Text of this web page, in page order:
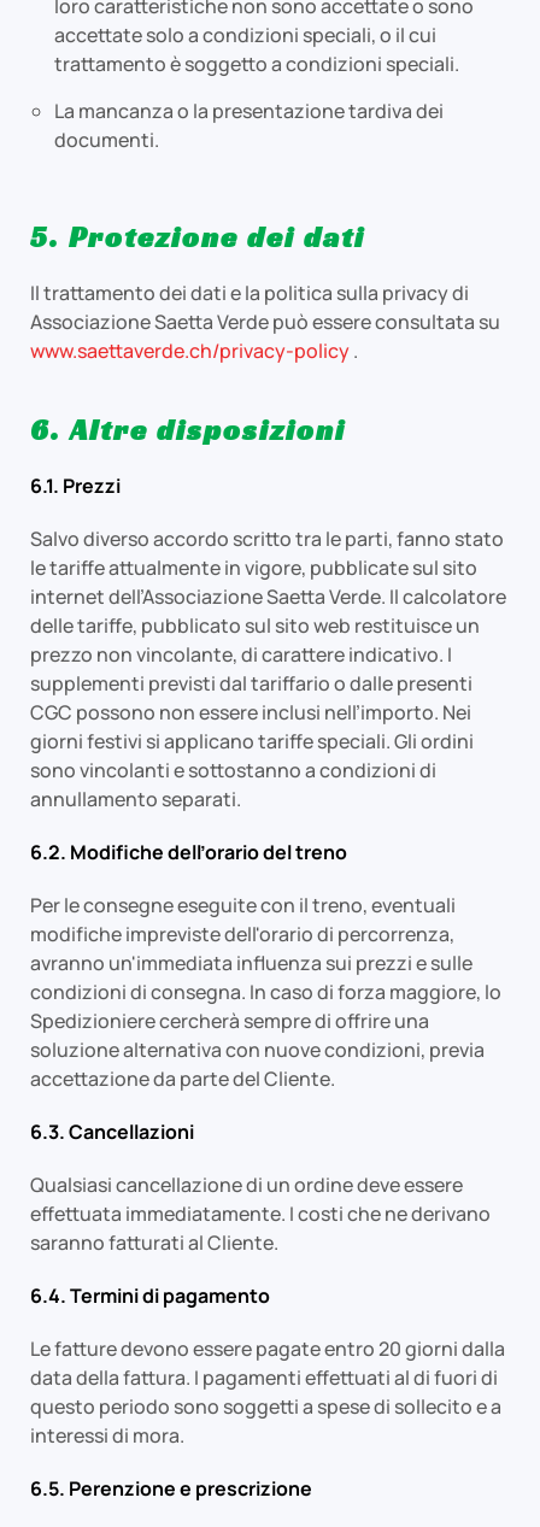
loro caratteristiche non sono accettate o sono
accettate solo a condizioni speciali, o il cui
trattamento è soggetto a condizioni speciali.
La mancanza o la presentazione tardiva dei
documenti.
5. Protezione dei dati
Il trattamento dei dati e la politica sulla privacy di
Associazione Saetta Verde può essere consultata su
www.saettaverde.ch/privacy-policy.
6. Altre disposizioni
6.1. Prezzi
Salvo diverso accordo scritto tra le parti, fanno stato
le tariffe attualmente in vigore, pubblicate sul sito
internet dell’Associazione Saetta Verde. Il calcolatore
delle tariffe, pubblicato sul sito web restituisce un
prezzo non vincolante, di carattere indicativo. I
supplementi previsti dal tariffario o dalle presenti
CGC possono non essere inclusi nell’importo. Nei
giorni festivi si applicano tariffe speciali. Gli ordini
sono vincolanti e sottostanno a condizioni di
annullamento separati.
6.2. Modifiche dell’orario del treno
Per le consegne eseguite con il treno, eventuali
modifiche impreviste dell'orario di percorrenza,
avranno un'immediata influenza sui prezzi e sulle
condizioni di consegna. In caso di forza maggiore, lo
Spedizioniere cercherà sempre di offrire una
soluzione alternativa con nuove condizioni, previa
accettazione da parte del Cliente.
6.3. Cancellazioni
Qualsiasi cancellazione di un ordine deve essere
effettuata immediatamente. I costi che ne derivano
saranno fatturati al Cliente.
6.4. Termini di pagamento
Le fatture devono essere pagate entro 20 giorni dalla
data della fattura. I pagamenti effettuati al di fuori di
questo periodo sono soggetti a spese di sollecito e a
interessi di mora.
6.5. Perenzione e prescrizione